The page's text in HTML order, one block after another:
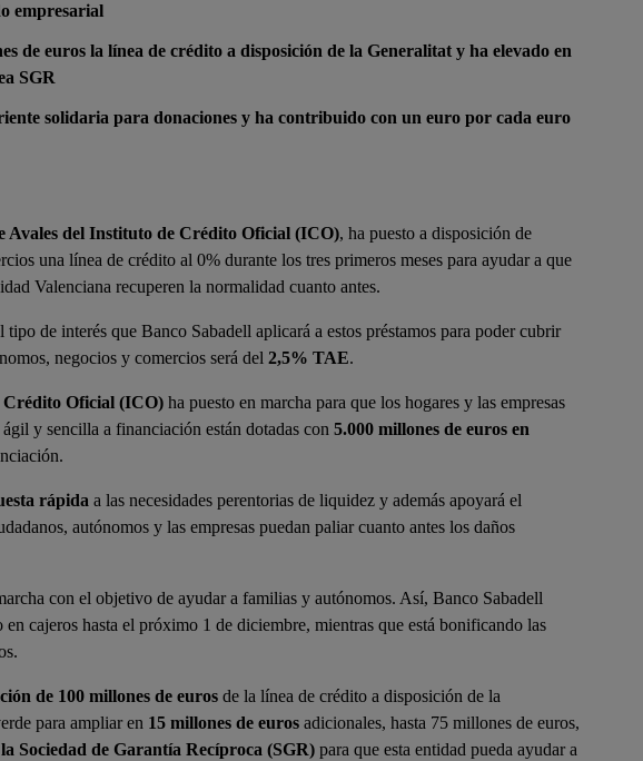
empresarial
de euros la línea de crédito a disposición de la Generalitat y ha elevado en
SGR
solidaria para donaciones y ha contribuido con un euro por cada euro
Avales del Instituto de Crédito Oficial (ICO), ha puesto a disposición de
una línea de crédito al 0% durante los tres primeros meses para ayudar a que
Valenciana recuperen la normalidad cuanto antes.
de interés que Banco Sabadell aplicará a estos préstamos para poder cubrir
negocios y comercios será del 2,5% TAE.
Crédito Oficial (ICO) ha puesto en marcha para que los hogares y las empresas
y sencilla a financiación están dotadas con 5.000 millones de euros en
rápida a las necesidades perentorias de liquidez y además apoyará el
autónomos y las empresas puedan paliar cuanto antes los daños
con el objetivo de ayudar a familias y autónomos. Así, Banco Sabadell
cajeros hasta el próximo 1 de diciembre, mientras que está bonificando las
de 100 millones de euros de la línea de crédito a disposición de la
para ampliar en 15 millones de euros adicionales, hasta 75 millones de euros,
Sociedad de Garantía Recíproca (SGR) para que esta entidad pueda ayudar a